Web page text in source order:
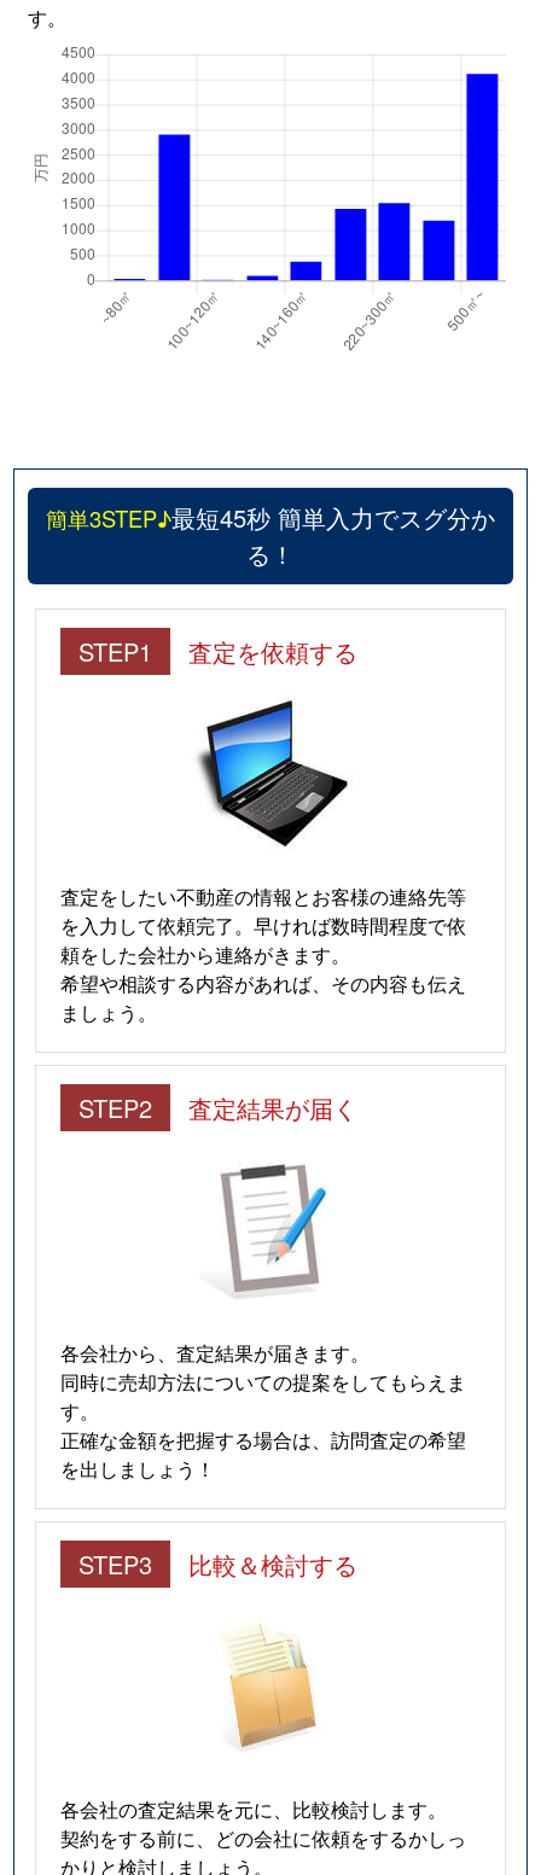
す。
簡単3STEP♪最短45秒 簡単入力でスグ分か
る！
STEP1 査定を依頼する
査定をしたい不動産の情報とお客様の連絡先等
を入力して依頼完了。早ければ数時間程度で依
頼をした会社から連絡がきます。
希望や相談する内容があれば、その内容も伝え
ましょう。
STEP2 査定結果が届く
各会社から、査定結果が届きます。
同時に売却方法についての提案をしてもらえま
す。
正確な金額を把握する場合は、訪問査定の希望
を出しましょう！
STEP3 比較＆検討する
各会社の査定結果を元に、比較検討します。
契約をする前に、どの会社に依頼をするかしっ
かりと検討しましょう。